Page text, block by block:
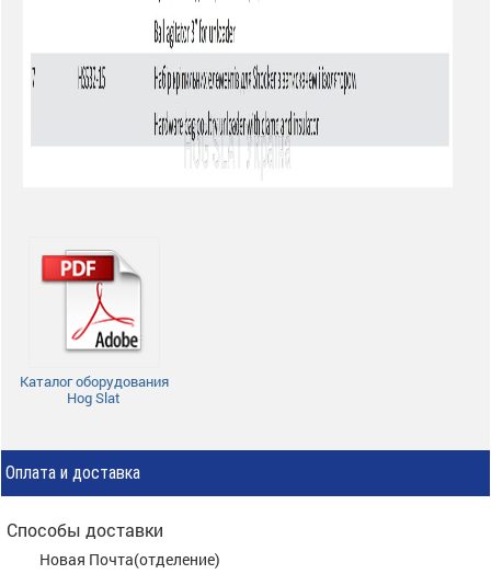
Каталог оборудования
Hog Slat
Оплата и доставка
Способы доставки
Новая Почта(отделение)